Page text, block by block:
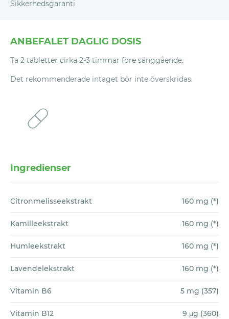
(DK),finland@vitaliv.no
bedste for hurtigst muligt at finde en
fleste tilfælde tager det op til 24 timer at
behandle anmodningen.
virkelig har taget vores kosttilskud.
tilfreds med et Vitaliv-produkt, efter at du
har prøvet det i en periode på 180 dage,
giver vi dig alle pengene tilbage, bortset fra
Du skal gøre krav om dette inden for 30
blisterpakninger samt ubrugte produkter
skal returneres til Vitaliv for egen regning.
Hvorfor vil vi gerne have de tomme pakker
igen? Faktisk af samme grund som at vores
kosttilskud, skal du tage dem i en længere
periode. Som regel varer den periode
mellem 3-6 måneder, men for nogle
personer kan det måske endda tage
Sikkerhedsgaranti
ANBEFALET DAGLIG DOSIS
Ta 2 tabletter cirka 2-3 timmar före sänggående.
Det rekommenderade intaget bör inte överskridas.
Ingredienser
Citronmelisseekstrakt 160 mg (*)
Kamilleekstrakt 160 mg (*)
Humleekstrakt 160 mg (*)
Lavendelekstrakt 160 mg (*)
Vitamin B6 5 mg (357)
Vitamin B12 9 μg (360)